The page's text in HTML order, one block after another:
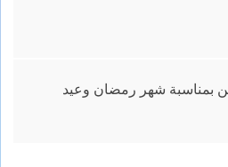
بمناسبة شهر رمضان وعيد